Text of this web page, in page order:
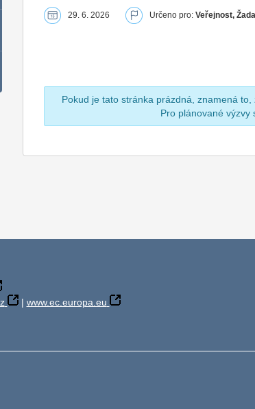
29. 6. 2026 Určeno pro:Veřejnost,
Pokud je tato stránka prázdná, znamená
Pro plánované výzvy
| www.ec.europa.eu